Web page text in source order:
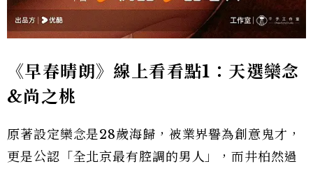
《早春晴朗》線上看看點1：天選欒念
&尚之桃
原著設定欒念是28歲海歸，被業界譽為創意鬼才，
更是公認「全北京最有腔調的男人」，而井柏然過